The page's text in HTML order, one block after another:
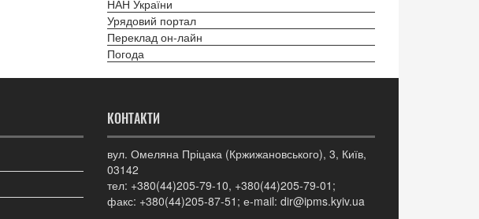
НАН України
Урядовий портал
Переклад он-лайн
Погода
КОНТАКТИ
вул. Омеляна Пріцака (Кржижановського), 3, Київ,
03142
тел: +380(44)205-79-10, +380(44)205-79-01;
факс: +380(44)205-87-51; е-mail: dir@ipms.kyiv.ua